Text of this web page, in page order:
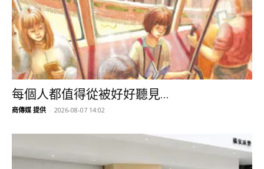
每個人都值得從被好好聽見...
商傳媒 提供 - 2026-08-07 14:02